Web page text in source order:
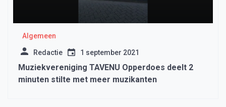
Algemeen
Redactie 1 september 2021
Muziekvereniging TAVENU Opperdoes deelt 2
minuten stilte met meer muzikanten